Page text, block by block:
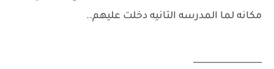
مكانه لما المدرسه التانيه دخلت عليهم..
________________